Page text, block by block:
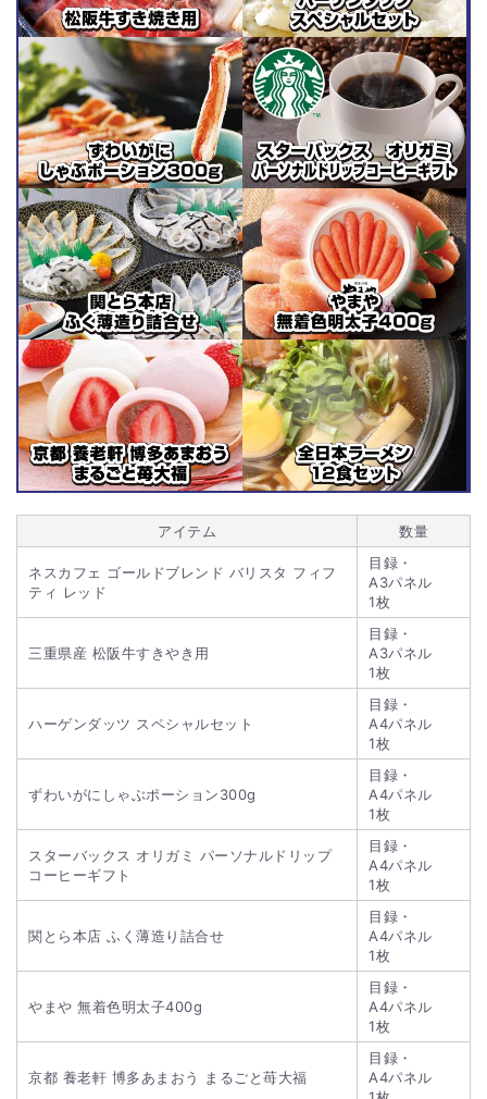
アイテム 数量
ネスカフェ ゴールドブレンド バリスタ フィフ
ティ レッド
目録・
A3パネル
1枚
三重県産 松阪牛すきやき用
目録・
A3パネル
1枚
ハーゲンダッツ スペシャルセット
目録・
A4パネル
1枚
ずわいがにしゃぶポーション300g
目録・
A4パネル
1枚
スターバックス オリガミ パーソナルドリップ
コーヒーギフト
目録・
A4パネル
1枚
関とら本店 ふく薄造り詰合せ
目録・
A4パネル
1枚
やまや 無着色明太子400g
目録・
A4パネル
1枚
京都 養老軒 博多あまおう まるごと苺大福
目録・
A4パネル